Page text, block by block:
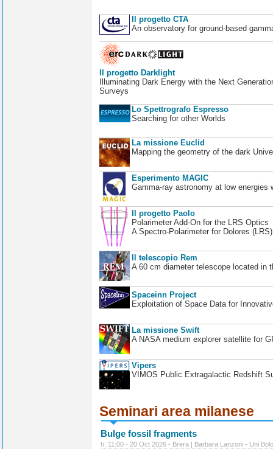
Il progetto CTA
An observatory for ground-based
Il progetto Darklight
Illuminating Dark Energy with the Next
Surveys
Lo Spettrografo Espresso
Searching for other Worlds
La missione Euclid
Mapping the geometry of the dark
Esperimento MAGIC
Gamma-ray astronomy at low energies
Il progetto Paolo
Polarimeter Add-On for the LRS Optics
A Spectro-Polarimeter for Dolores
Il telescopio Rem
A 60 cm diameter telescope located in
Spaceinn Project
Exploitation of Space Data for
La missione Swift
A NASA medium explorer satellite for
Vipers
VIMOS Public Extragalactic Redshift
Seminari area milanese
Bulge fossil fragments
h. 11:00 - 20 Oct 2026 - Brera | Barbara Lanzoni - Uni